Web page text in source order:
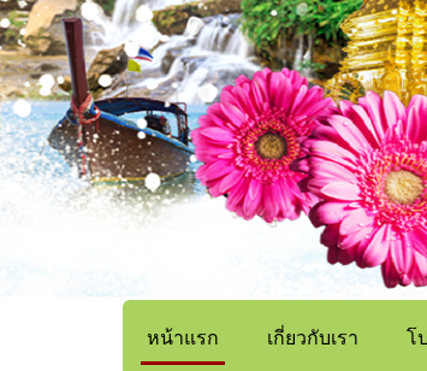
หน้าแรก เกี่ยวกับเรา โ